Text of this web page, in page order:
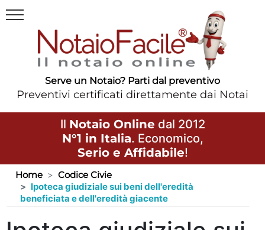
Serve un Notaio? Parti dal preventivo
Preventivi certificati direttamente dai Notai
Il Notaio Online dal 2012
N°1 in Italia. Economico,
Serio e Affidabile!
Home
Codice Civie
Ipoteca giudiziale sui beni dell'eredità
beneficiata e dell'eredità giacente